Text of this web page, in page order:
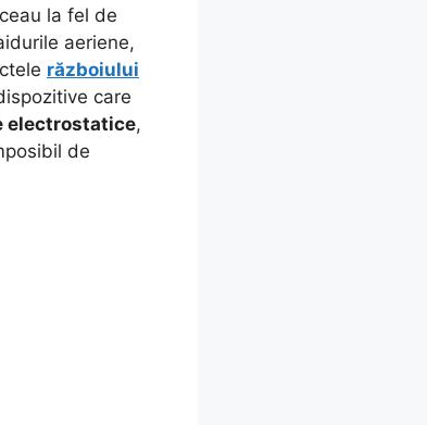
la fel de
aeriene,
războiului
care
electrostatice,
de